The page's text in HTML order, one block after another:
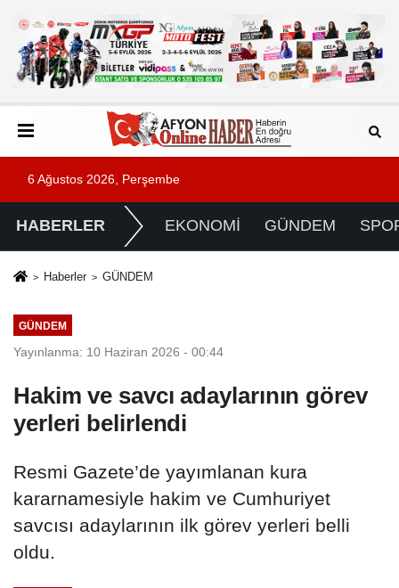
6 Ağustos 2026, Perşembe
HABERLER EKONOMİ GÜNDEM
Haberler GÜNDEM
GÜNDEM
Yayınlanma: 10 Haziran 2026 - 00:44
Hakim ve savcı adaylarının görev
yerleri belirlendi
Resmi Gazete’de yayımlanan kura
kararnamesiyle hakim ve Cumhuriyet
savcısı adaylarının ilk görev yerleri belli
oldu.